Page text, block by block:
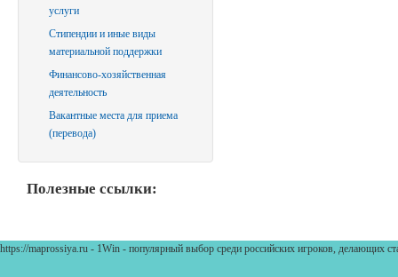
услуги
Стипендии и иные виды
материальной поддержки
Финансово-хозяйственная
деятельность
Вакантные места для приема
(перевода)
Полезные ссылки:
https://maprossiya.ru - 1Win - популярный выбор среди российских игроков, делающих